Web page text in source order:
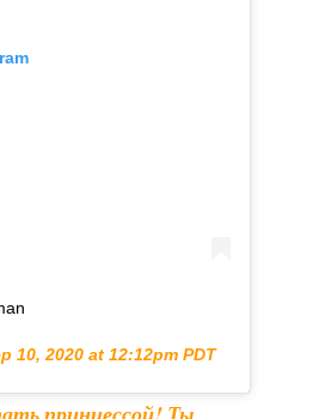
10, 2020 at 12:12pm PDT